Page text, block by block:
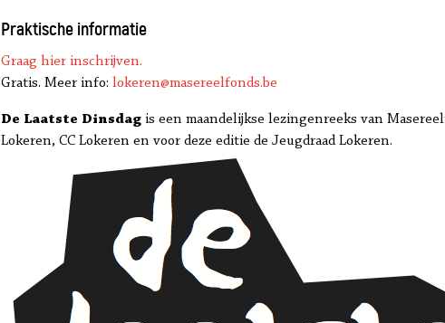
Praktische informatie
Graag hier inschrijven.
Gratis. Meer info: lokeren@masereelfonds.be
De Laatste Dinsdag is een maandelijkse lezingenreeks van
Lokeren, CC Lokeren en voor deze editie de Jeugdraad Lokeren.